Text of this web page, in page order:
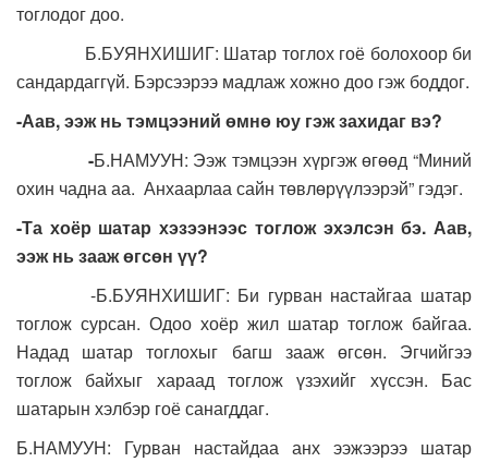
тоглодог доо.
Б.БУЯНХИШИГ: Шатар тоглох гоё болохоор би
сандардаггүй. Бэрсээрээ мадлаж хожно доо гэж боддог.
-Аав, ээж нь тэмцээний өмнө юу гэж захидаг вэ?
-Б.НАМУУН: Ээж тэмцээн хүргэж өгөөд “Миний
охин чадна аа. Анхаарлаа сайн төвлөрүүлээрэй” гэдэг.
-Та хоёр шатар хэзээнээс тоглож эхэлсэн бэ. Аав,
ээж нь зааж өгсөн үү?
-Б.БУЯНХИШИГ: Би гурван настайгаа шатар
тоглож сурсан. Одоо хоёр жил шатар тоглож байгаа.
Надад шатар тоглохыг багш зааж өгсөн. Эгчийгээ
тоглож байхыг хараад тоглож үзэхийг хүссэн. Бас
шатарын хэлбэр гоё санагддаг.
Б.НАМУУН: Гурван настайдаа анх ээжээрээ шатар